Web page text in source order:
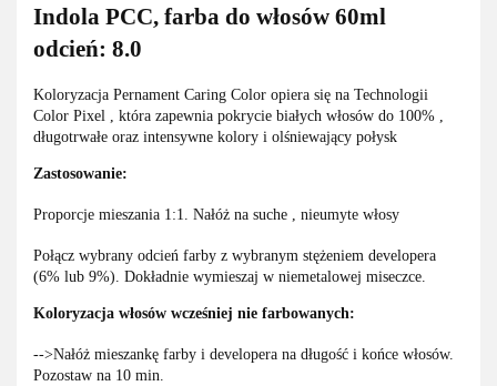
Indola PCC, farba do włosów 60ml
odcień: 8.0
Koloryzacja Pernament Caring Color opiera się na Technologii
Color Pixel , która zapewnia pokrycie białych włosów do 100% ,
długotrwałe oraz intensywne kolory i olśniewający połysk
Zastosowanie:
Proporcje mieszania 1:1. Nałóż na suche , nieumyte włosy
Połącz wybrany odcień farby z wybranym stężeniem developera
(6% lub 9%). Dokładnie wymieszaj w niemetalowej miseczce.
Koloryzacja włosów wcześniej nie farbowanych:
-->Nałóż mieszankę farby i developera na długość i końce włosów.
Pozostaw na 10 min.